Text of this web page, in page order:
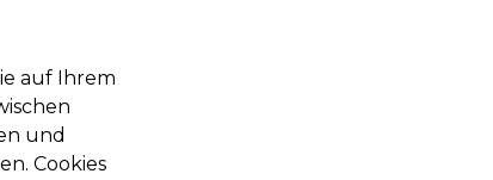
auf Ihrem
und
Cookies